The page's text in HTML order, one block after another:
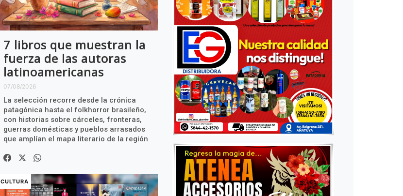
7 libros que muestran la
fuerza de las autoras
latinoamericanas
07/08/2026
La selección recorre desde la crónica
patagónica hasta el folkhorror brasileño,
con historias sobre cárceles, fronteras,
guerras domésticas y pueblos arrasados
que amplían el mapa literario de la región
CULTURA